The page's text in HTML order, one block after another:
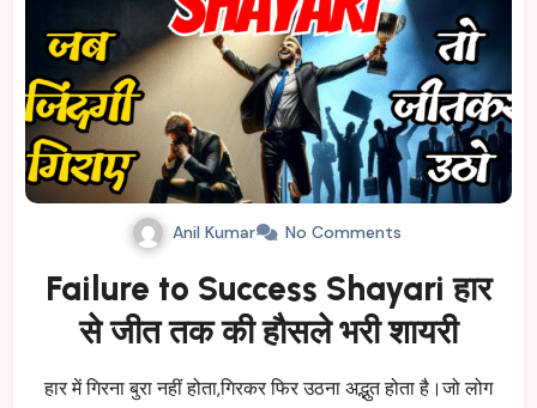
Anil Kumar No Comments
Failure to Success Shayari हार
से जीत तक की हौसले भरी शायरी
हार में गिरना बुरा नहीं होता,गिरकर फिर उठना अद्भुत होता है।जो लोग